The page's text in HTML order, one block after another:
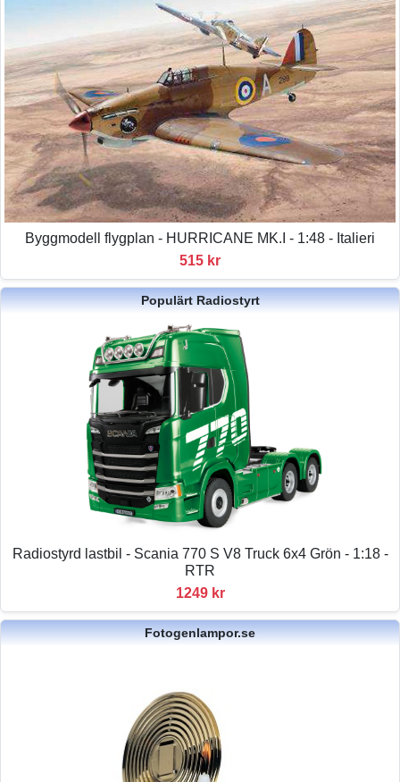
Byggmodell flygplan - HURRICANE MK.I - 1:48 - Italieri
515 kr
Populärt Radiostyrt
Radiostyrd lastbil - Scania 770 S V8 Truck 6x4 Grön - 1:18 -
RTR
1249 kr
Fotogenlampor.se